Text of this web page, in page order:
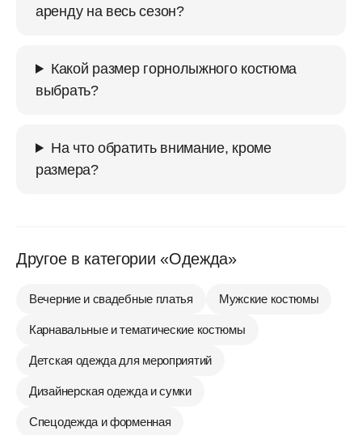
аренду на весь сезон?
Какой размер горнолыжного костюма
выбрать?
На что обратить внимание, кроме
размера?
Другое в категории «Одежда»
Вечерние и свадебные платья Мужские костюмы
Карнавальные и тематические костюмы
Детская одежда для мероприятий
Дизайнерская одежда и сумки
Спецодежда и форменная